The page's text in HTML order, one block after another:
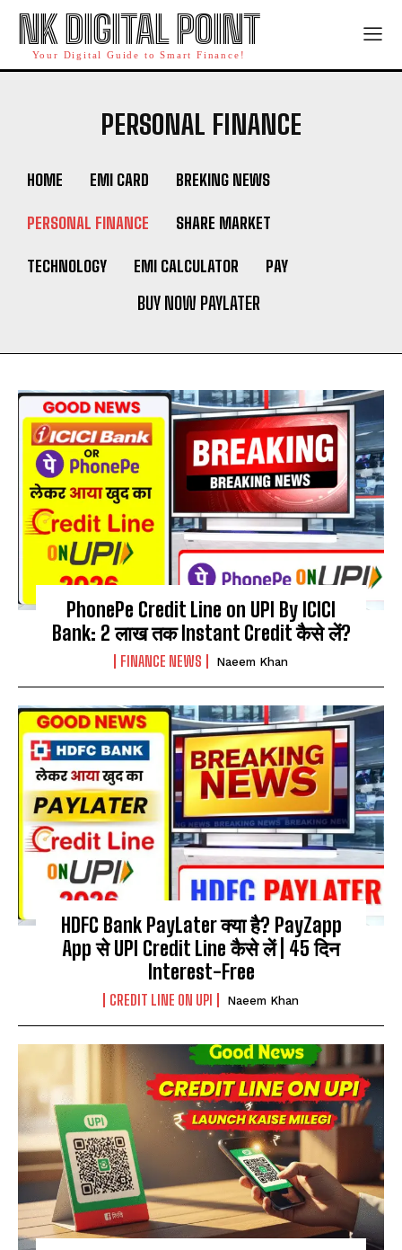
NK DIGITAL POINT
Your Digital Guide to Smart Finance!
PERSONAL FINANCE
HOME EMI CARD BREKING NEWS
PERSONAL FINANCE SHARE MARKET
TECHNOLOGY EMI CALCULATOR PAY
BUY NOW PAYLATER
PhonePe Credit Line on UPI By ICICI
Bank: ₹2 लाख तक Instant Credit कैसे लें?
FINANCE NEWS Naeem Khan
HDFC Bank PayLater क्या है? PayZapp
App से UPI Credit Line कैसे लें | 45 दिन
Interest-Free
CREDIT LINE ON UPI Naeem Khan